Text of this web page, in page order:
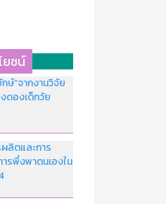
ยชน์
ษ์”จากงานวิจัย
ดองเด็กวัย
ลิตและการ
รพึ่งพาตนเองใน